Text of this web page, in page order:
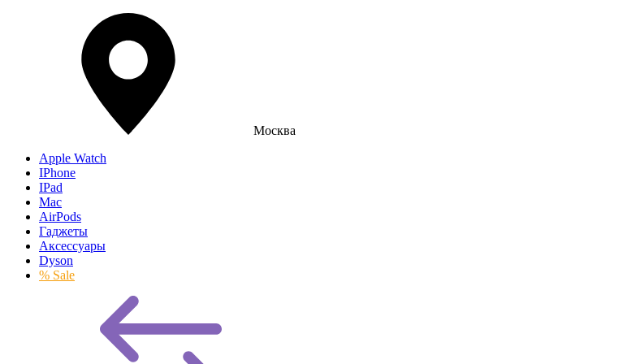
Москва
Apple Watch
IPhone
IPad
Mac
AirPods
Гаджеты
Аксессуары
Dyson
% Sale